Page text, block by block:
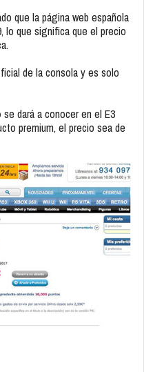
que la página web española
lo que significa que el precio
de la consola y es solo
se dará a conocer en el E3
premium, el precio sea de